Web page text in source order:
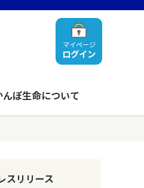
マイページ
ログイン
んぽ生命について
スリリース